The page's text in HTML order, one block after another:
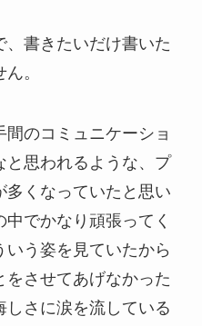
書きたいだけ書いた
。
のコミュニケーショ
と思われるような、プ
多くなっていたと思い
でかなり頑張ってく
う姿を見ていたから
をさせてあげなかった
さに涙を流している